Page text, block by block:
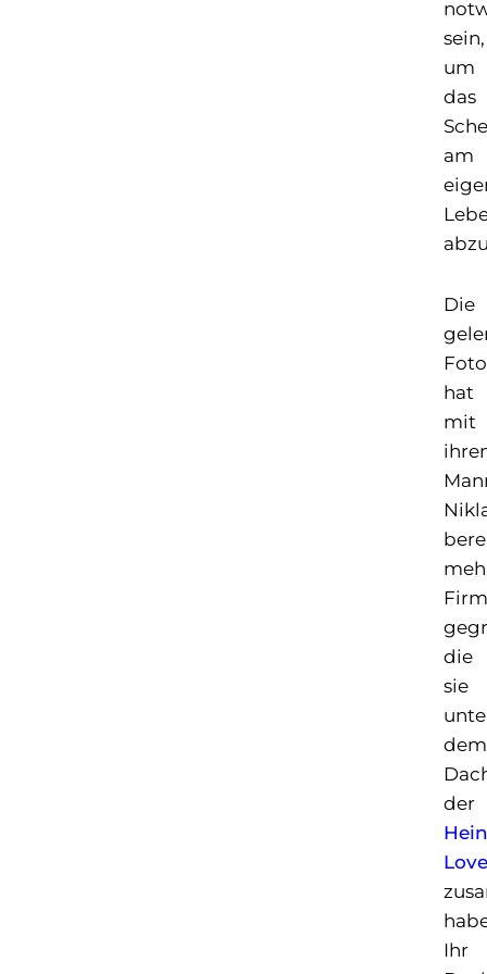
sein,
um
das
am
Die
hat
mit
die
sie
dem
der
Ihr